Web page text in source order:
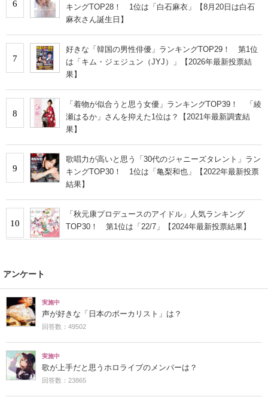
6
キングTOP28！ 1位は「白石麻衣」【8月20日は白石
麻衣さん誕生日】
7
好きな「韓国の男性俳優」ランキングTOP29！ 第1位
は「キム・ジェジュン（JYJ）」【2026年最新投票結
果】
8
「着物が似合うと思う女優」ランキングTOP39！ 「綾
瀬はるか」さんを抑えた1位は？【2021年最新調査結
果】
9
歌唱力が高いと思う「30代のジャニーズタレント」ラン
キングTOP30！ 1位は「亀梨和也」【2022年最新投票
結果】
10
「秋元康プロデュースのアイドル」人気ランキング
TOP30！ 第1位は「22/7」【2024年最新投票結果】
アンケート
実施中
声が好きな「日本のボーカリスト」は？
回答数：49502
実施中
歌が上手だと思うホロライブのメンバーは？
回答数：23865